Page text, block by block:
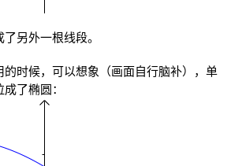
另外一根线段。
的时候，可以想象（画面自行脑补），单
了椭圆：